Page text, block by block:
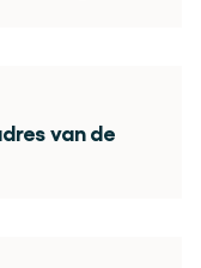
van de